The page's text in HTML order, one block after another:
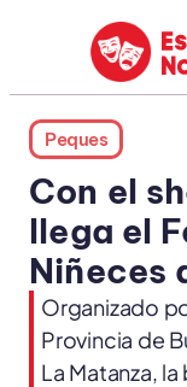
Peques
Con el
llega el
Niñeces
Organizado
Provincia de
La Matanza,